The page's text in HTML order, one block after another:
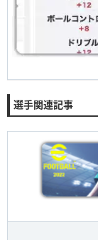
選手関連記事